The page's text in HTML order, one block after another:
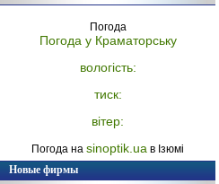
Погода
Погода у Краматорську
вологість:
тиск:
вітер:
Погода на sinoptik.ua в Ізюмі
Новые фирмы